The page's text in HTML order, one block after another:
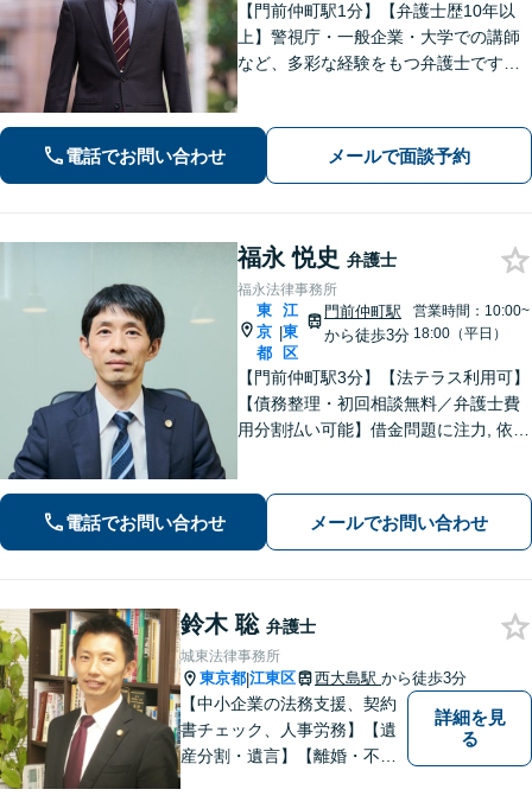
【門前仲町駅1分】【弁護士歴10年以
上】警視庁・一般企業・大学での講師
など、多彩な経験をもつ弁護士です
にアドバイスいたします【民事調停官
電話でお問い合わせ メールで面談予約
福永 悦史 弁護士
福永法律事務所
東
京
都
|
江
東
区
門前仲町駅
から徒歩3分
営業時間：10:00~
18:00（平日）
【門前仲町駅3分】【法テラス利用可】
【債務整理・初回相談無料／弁護士費
用分割払い可能】借金問題に注力, 依頼
の解決を共に目指します。【事前予約
で休日・夜間相談可】
電話でお問い合わせ メールでお問い合わせ
鈴木 聡 弁護士
城東法律事務所
東京都|江東区 西大島駅 から徒歩3分
【中小企業の法務支援、契約
書チェック、人事労務】【遺
産分割・遺言】【離婚・不倫
詳細を見
る